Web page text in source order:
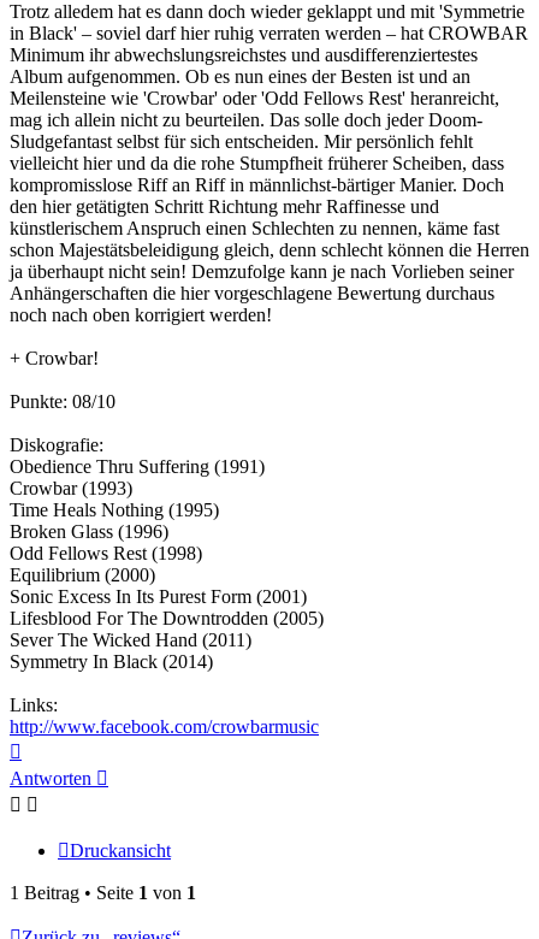
Trotz alledem hat es dann doch wieder geklappt und mit 'Symmetrie
in Black' – soviel darf hier ruhig verraten werden – hat CROWBAR
Minimum ihr abwechslungsreichstes und ausdifferenziertestes
Album aufgenommen. Ob es nun eines der Besten ist und an
Meilensteine wie 'Crowbar' oder 'Odd Fellows Rest' heranreicht,
mag ich allein nicht zu beurteilen. Das solle doch jeder Doom-
Sludgefantast selbst für sich entscheiden. Mir persönlich fehlt
vielleicht hier und da die rohe Stumpfheit früherer Scheiben, dass
kompromisslose Riff an Riff in männlichst-bärtiger Manier. Doch
den hier getätigten Schritt Richtung mehr Raffinesse und
künstlerischem Anspruch einen Schlechten zu nennen, käme fast
schon Majestätsbeleidigung gleich, denn schlecht können die Herren
ja überhaupt nicht sein! Demzufolge kann je nach Vorlieben seiner
Anhängerschaften die hier vorgeschlagene Bewertung durchaus
noch nach oben korrigiert werden!
+ Crowbar!
Punkte: 08/10
Diskografie:
Obedience Thru Suffering (1991)
Crowbar (1993)
Time Heals Nothing (1995)
Broken Glass (1996)
Odd Fellows Rest (1998)
Equilibrium (2000)
Sonic Excess In Its Purest Form (2001)
Lifesblood For The Downtrodden (2005)
Sever The Wicked Hand (2011)
Symmetry In Black (2014)
Links:
http://www.facebook.com/crowbarmusic
oben
Antworten
Druckansicht
1 Beitrag • Seite 1 von 1